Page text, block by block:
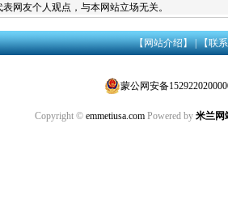
网友个人观点，与本网站立场无关。
【网站介绍】|【联
蒙公网安备
Copyright © emmetiusa.comPowered by 米兰网